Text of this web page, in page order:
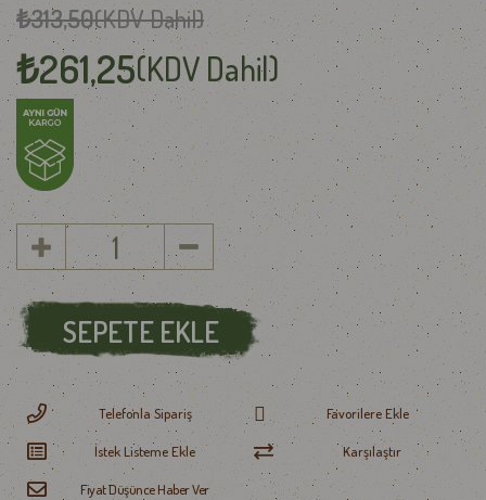
₺313,50(KDV Dahil)
₺261,25(KDV Dahil)
Telefonla Sipariş Favorilere Ekle
İstek Listeme Ekle Karşılaştır
Fiyat Düşünce Haber Ver